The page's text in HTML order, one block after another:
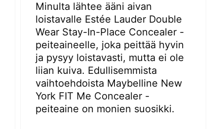
Minulta lähtee ääni aivan
loistavalle Estée Lauder Double
Wear Stay-In-Place Concealer -
peiteaineelle, joka peittää hyvin
ja pysyy loistavasti, mutta ei ole
liian kuiva. Edullisemmista
vaihtoehdoista Maybelline New
York FIT Me Concealer -
peiteaine on monien suosikki.